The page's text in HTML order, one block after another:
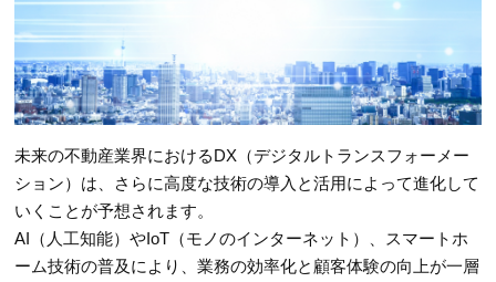
未来の不動産業界におけるDX（デジタルトランスフォーメー
ション）は、さらに高度な技術の導入と活用によって進化して
いくことが予想されます。
AI（人工知能）やIoT（モノのインターネット）、スマートホ
ーム技術の普及により、業務の効率化と顧客体験の向上が一層